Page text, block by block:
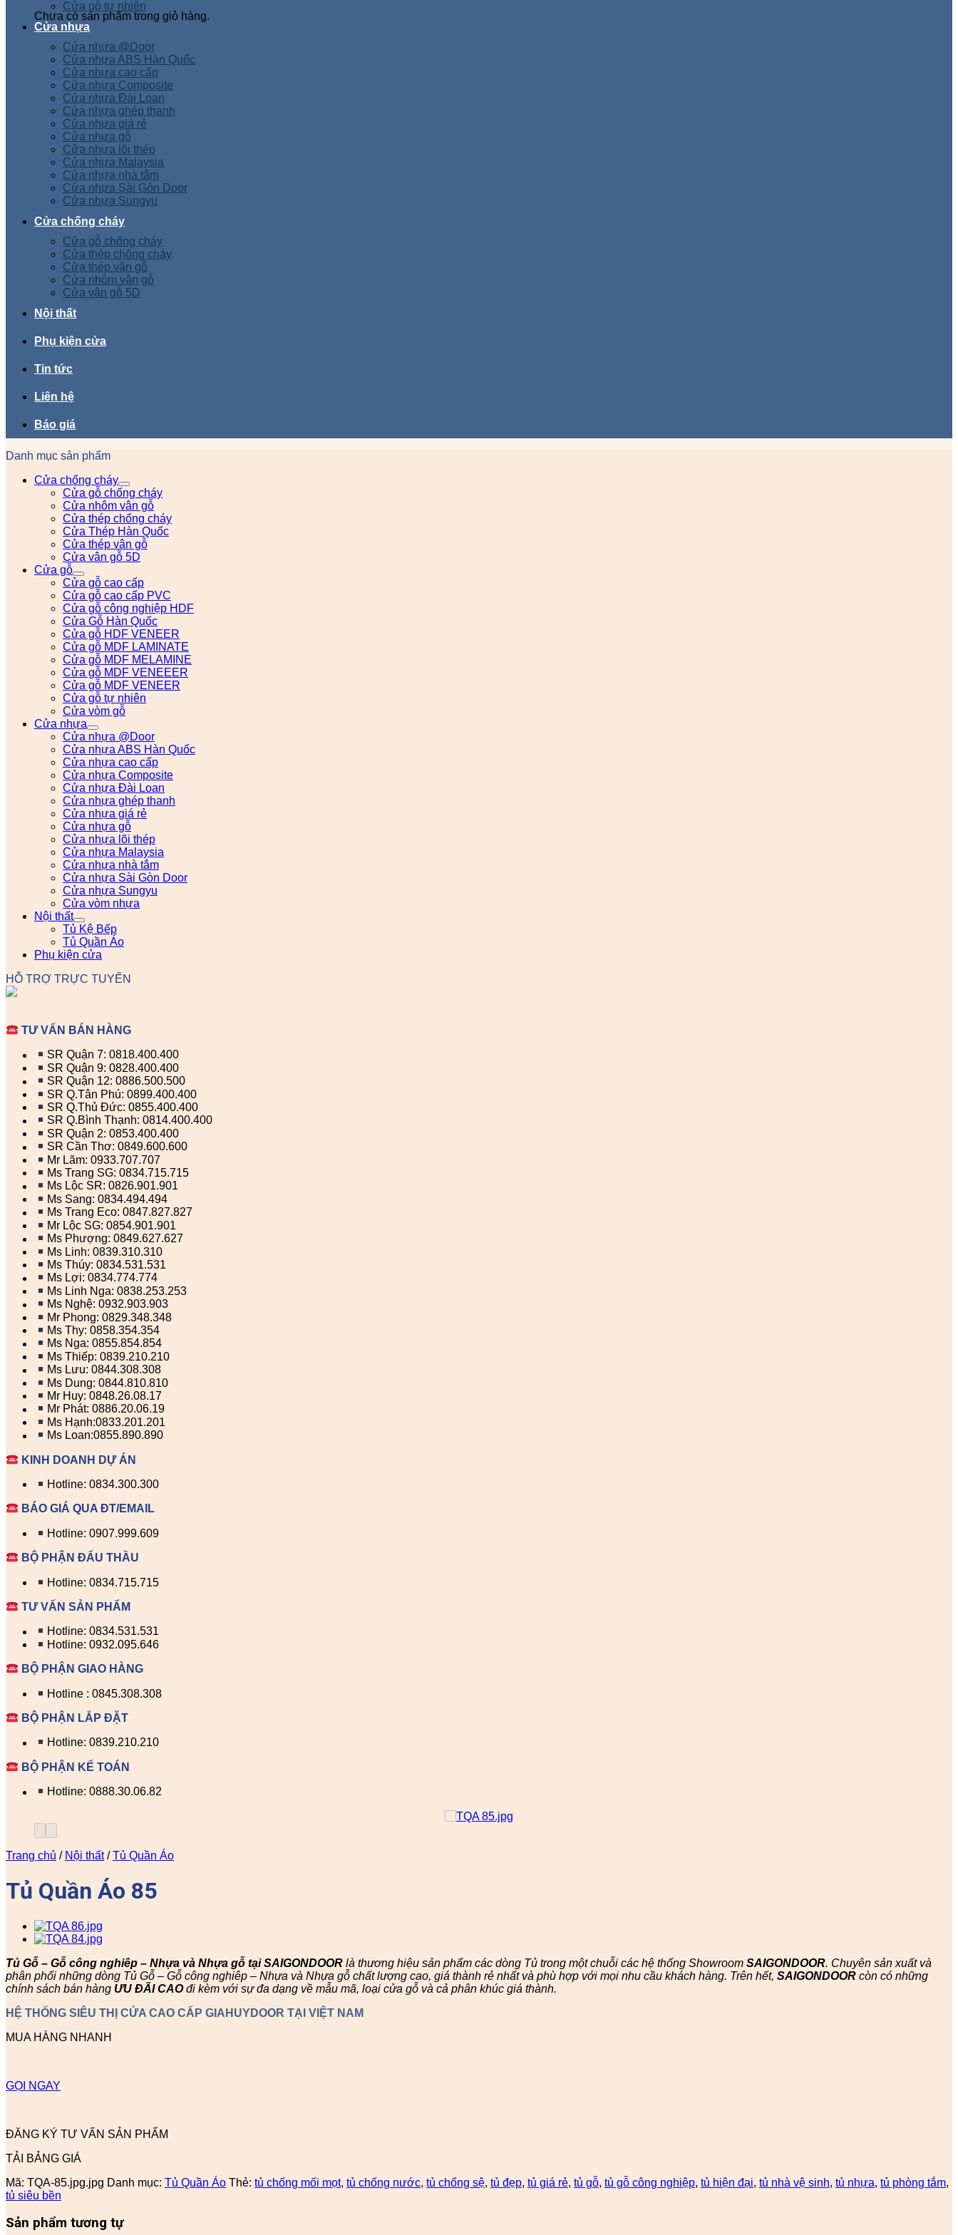
Chưa có sản phẩm trong giỏ hàng.
Cửa gỗ tự nhiên
Cửa nhựa
Cửa nhựa @Door
Cửa nhựa ABS Hàn Quốc
Cửa nhựa cao cấp
Cửa nhựa Composite
Cửa nhựa Đài Loan
Cửa nhựa ghép thanh
Cửa nhựa giá rẻ
Cửa nhựa gỗ
Cửa nhựa lõi thép
Cửa nhựa Malaysia
Cửa nhựa nhà tắm
Cửa nhựa Sài Gòn Door
Cửa nhựa Sungyu
Cửa chống cháy
Cửa gỗ chống cháy
Cửa thép chống cháy
Cửa thép vân gỗ
Cửa nhôm vân gỗ
Cửa vân gỗ 5D
Nội thất
Phụ kiện cửa
Tin tức
Liên hệ
Báo giá
Danh mục sản phẩm
Cửa chống cháy
Cửa gỗ chống cháy
Cửa nhôm vân gỗ
Cửa thép chống cháy
Cửa Thép Hàn Quốc
Cửa thép vân gỗ
Cửa vân gỗ 5D
Cửa gỗ
Cửa gỗ cao cấp
Cửa gỗ cao cấp PVC
Cửa gỗ công nghiệp HDF
Cửa Gỗ Hàn Quốc
Cửa gỗ HDF VENEER
Cửa gỗ MDF LAMINATE
Cửa gỗ MDF MELAMINE
Cửa gỗ MDF VENEEER
Cửa gỗ MDF VENEER
Cửa gỗ tự nhiên
Cửa vòm gỗ
Cửa nhựa
Cửa nhựa @Door
Cửa nhựa ABS Hàn Quốc
Cửa nhựa cao cấp
Cửa nhựa Composite
Cửa nhựa Đài Loan
Cửa nhựa ghép thanh
Cửa nhựa giá rẻ
Cửa nhựa gỗ
Cửa nhựa lõi thép
Cửa nhựa Malaysia
Cửa nhựa nhà tắm
Cửa nhựa Sài Gòn Door
Cửa nhựa Sungyu
Cửa vòm nhựa
Nội thất
Tủ Kệ Bếp
Tủ Quần Áo
Phụ kiện cửa
HỖ TRỢ TRỰC TUYẾN
TƯ VẤN BÁN HÀNG
SR Quận 7: 0818.400.400
SR Quận 9: 0828.400.400
SR Quận 12: 0886.500.500
SR Q.Tân Phú: 0899.400.400
SR Q.Thủ Đức: 0855.400.400
SR Q.Bình Thạnh: 0814.400.400
SR Quận 2: 0853.400.400
SR Cần Thơ: 0849.600.600
Mr Lãm: 0933.707.707
Ms Trang SG: 0834.715.715
Ms Lộc SR: 0826.901.901
Ms Sang: 0834.494.494
Ms Trang Eco: 0847.827.827
Mr Lộc SG: 0854.901.901
Ms Phượng: 0849.627.627
Ms Linh: 0839.310.310
Ms Thúy: 0834.531.531
Ms Lợi: 0834.774.774
Ms Linh Nga: 0838.253.253
Ms Nghệ: 0932.903.903
Mr Phong: 0829.348.348
Ms Thy: 0858.354.354
Ms Nga: 0855.854.854
Ms Thiếp: 0839.210.210
Ms Lưu: 0844.308.308
Ms Dung: 0844.810.810
Mr Huy: 0848.26.08.17
Mr Phát: 0886.20.06.19
Ms Hạnh:0833.201.201
Ms Loan:0855.890.890
KINH DOANH DỰ ÁN
Hotline: 0834.300.300
BÁO GIÁ QUA ĐT/EMAIL
Hotline: 0907.999.609
BỘ PHẬN ĐẤU THẦU
Hotline: 0834.715.715
TƯ VẤN SẢN PHẨM
Hotline: 0834.531.531
Hotline: 0932.095.646
BỘ PHẬN GIAO HÀNG
Hotline : 0845.308.308
BỘ PHẬN LẮP ĐẶT
Hotline: 0839.210.210
BỘ PHẬN KẾ TOÁN
Hotline: 0888.30.06.82
Trang chủ / Nội thất / Tủ Quần Áo
Tủ Quần Áo 85
Tủ Gỗ – Gỗ công nghiêp – Nhựa và Nhựa gỗ tại SAIGONDOOR là thương hiệu sản phẩm các dòng Tủ trong một chuỗi các hệ thống Showroom SAIGONDOOR. Chuyên sản xuất và
phân phối những dòng Tủ Gỗ – Gỗ công nghiêp – Nhựa và Nhựa gỗ chất lượng cao, giá thành rẻ nhất và phù hợp với mọi nhu cầu khách hàng. Trên hết, SAIGONDOOR còn có những
chính sách bán hàng ƯU ĐÃI CAOđi kèm với sự đa dạng về mẫu mã, loại cửa gỗ và cả phân khúc giá thành.
HỆ THỐNG SIÊU THỊ CỬA CAO CẤP GIAHUYDOOR TẠI VIỆT NAM
MUA HÀNG NHANH
GỌI NGAY
ĐĂNG KÝ TƯ VẤN SẢN PHẨM
TẢI BẢNG GIÁ
Mã: TQA-85.jpg.jpg Danh mục: Tủ Quần Áo Thẻ: tủ chống mối mọt, tủ chống nước, tủ chống sệ, tủ đẹp, tủ giá rẻ, tủ gỗ, tủ gỗ công nghiệp, tủ hiện đại, tủ nhà vệ sinh, tủ nhựa, tủ phòng tắm,
tủ siêu bền
Sản phẩm tương tự